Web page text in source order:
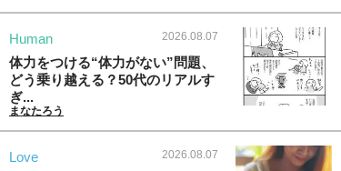
Human 2026.08.07
体力をつける“体力がない”問題、
どう乗り越える？50代のリアルす
ぎ...
まなたろう
Love 2026.08.07